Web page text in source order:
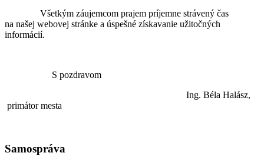
Všetkým záujemcom prajem príjemne strávený čas
na našej webovej stránke a úspešné získavanie užitočných
informácií.
S pozdravom
Ing. Béla Halász,
primátor mesta
Samospráva